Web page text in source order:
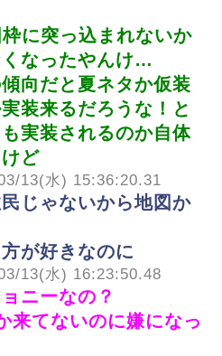
に突っ込まれないか
なったやんけ…
向だと夏ネタか仮装
装来るだろうな！と
実装されるのか自体
ど
13(水) 15:36:20.31
じゃないから地図か
が好きなのに
13(水) 16:23:50.48
ニーなの？
来てないのに嫌になっ